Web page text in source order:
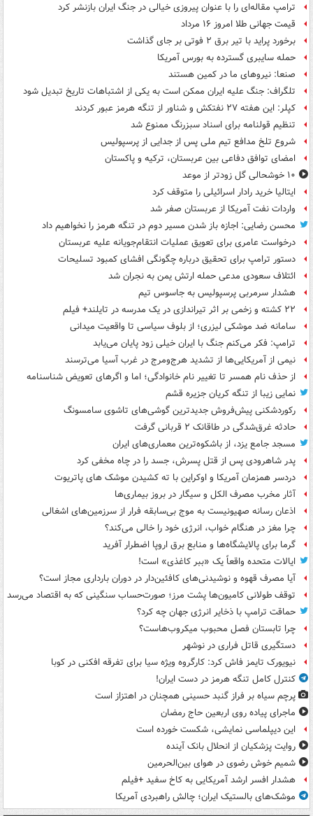
ترامپ مقاله‌ای را با عنوان پیروزی خیالی در جنگ ایران بازنشر کرد
قیمت جهانی طلا امروز ۱۶ مرداد
برخورد پراید با تیر برق ۲ فوتی بر جای گذاشت
حمله سایبری گسترده به بورس آمریکا
صنعا: نیروهای ما در کمین‌ هستند
تلگراف: جنگ علیه ایران ممکن است به یکی از اشتباهات تاریخ تبدیل شود
کپلر: این هفته ۲۷ نفتکش و شناور از تنگه هرمز عبور کردند
تنظیم قولنامه برای اسناد سبزرنگ ممنوع شد
شروع تلخ مدافع تیم ملی پس از جدایی از پرسپولیس
امضای توافق دفاعی بین عربستان، ترکیه و پاکستان
۱۰ خوشحالی گل زودتر از موعد
ایتالیا خرید رادار اسرائیلی را متوقف کرد
واردات نفت آمریکا از عربستان صفر شد
محسن رضایی: اجازه باز شدن مسیر دوم در تنگه هرمز را نخواهیم داد
درخواست عامری برای تعویق عملیات انتقام‌جویانه علیه عربستان
دستور ترامپ برای تحقیق درباره چگونگی افشای کمبود تسلیحات
ائتلاف سعودی مدعی حمله ارتش یمن به نجران شد
هشدار سرمربی پرسپولیس به جاسوس تیم
۲۲ کشته و زخمی بر اثر تیراندازی در یک مدرسه در تایلند+ فیلم
سامانه ضد موشکی لیزری؛ از بلوف سیاسی تا واقعیت میدانی
ترامپ: فکر می‌کنم جنگ با ایران خیلی زود پایان می‌یابد
نیمی از آمریکایی‌ها از تشدید هرج‌ومرج در غرب آسیا می‌ترسند
از حذف نام همسر تا تغییر نام خانوادگی؛ اما و اگرهای تعویض شناسنامه
نمایی زیبا از تنگه کریان جزیره قشم
رکوردشکنی پیش‌فروش جدیدترین گوشی‌های تاشوی سامسونگ
حادثه غرق‌شدگی در طاقانک ۲ قربانی گرفت
مسجد جامع یزد، از باشکوه‌ترین معماری‌های ایران
پدر شاهرودی پس از قتل پسرش، جسد را در چاه مخفی کرد
دردسر همزمان آمریکا و اوکراین با ته کشیدن موشک های پاتریوت
آثار مخرب مصرف الکل و سیگار در بروز بیماری‌ها
اذعان رسانه صهیونیست به موج بی‌سابقه فرار از سرزمین‌های اشغالی
چرا مغز در هنگام خواب، انرژی خود را خالی می‌کند؟
گرما برای پالایشگاه‌ها و منابع برق اروپا اضطرار آفرید
ایالات متحده واقعاً یک «ببر کاغذی» است!
آیا مصرف قهوه و نوشیدنی‌های کافئین‌دار در دوران بارداری مجاز است؟
توقف طولانی کامیون‌ها پشت مرز؛ صورت‌حساب سنگینی که به اقتصاد می‌رسد
حماقت ترامپ با ذخایر انرژی جهان چه کرد؟
چرا تابستان فصل محبوب میکروب‌هاست؟
دستگیری قاتل فراری در نوشهر
نیویورک تایمز فاش کرد: کارگروه ویژه سیا برای تفرقه افکنی در کوبا
کنترل کامل تنگه هرمز در دست ایران!
پرچم سیاه بر فراز گنبد حسینی همچنان در اهتزاز است
ماجرای پیاده روی اربعین حاج رمضان
این دیپلماسی نمایشی، شکست خورده است
روایت پزشکیان از انحلال بانک آینده
شمیم خوش رضوی در هوای بین‌الحرمین
هشدار افسر ارشد آمریکایی به کاخ سفید +فیلم
موشک‌های بالستیک ایران؛ چالش راهبردی آمریکا